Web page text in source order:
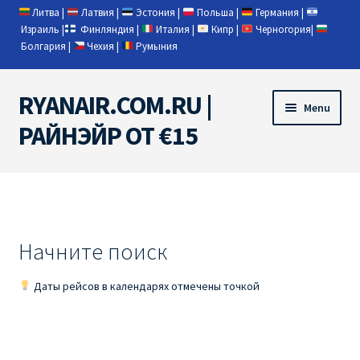
Литва | Латвия | Эстония | Польша | Германия |
Израиль | Финляндия | Италия | Кипр | Черногория|
Болгария | Чехия | Румыния
Skip
to
navigation
Skip
to
content
RYANAIR.COM.RU |
РАЙНЭЙР ОТ €15
Menu
RYANAIR PL ОТ € 9
Начните поиск
Даты рейсов в календарях отмечены точкой